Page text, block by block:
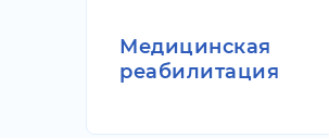
Медицинская
реабилитация